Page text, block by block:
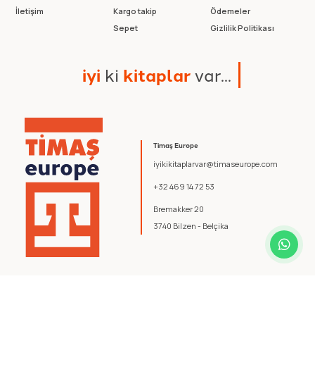
Timaş Europe
iyikikitaplarvar@timaseurope.com
+32 469 14 72 53
Bremakker 20
3740 Bilzen - Belçika
İletişim
Kargo takip
Sepet
Ödemeler
Gizlilik Politikası
iyi ki kitaplarvar...